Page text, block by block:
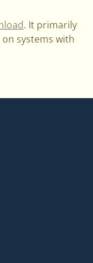
. It primarily
on systems with